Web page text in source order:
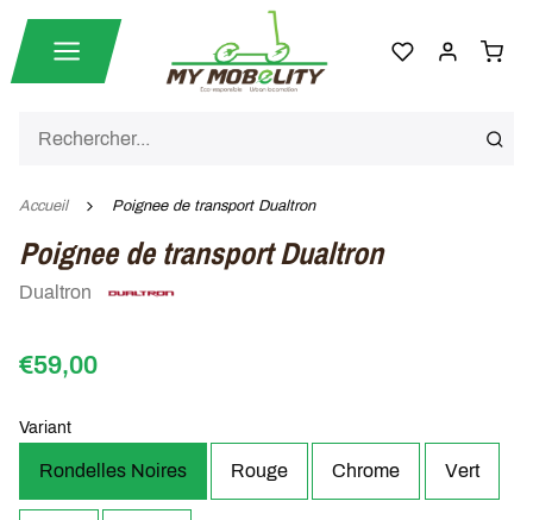
Accueil Poignee de transport Dualtron
Poignee de transport Dualtron
Dualtron
€59,00
Variant
Rondelles Noires Rouge Chrome Vert